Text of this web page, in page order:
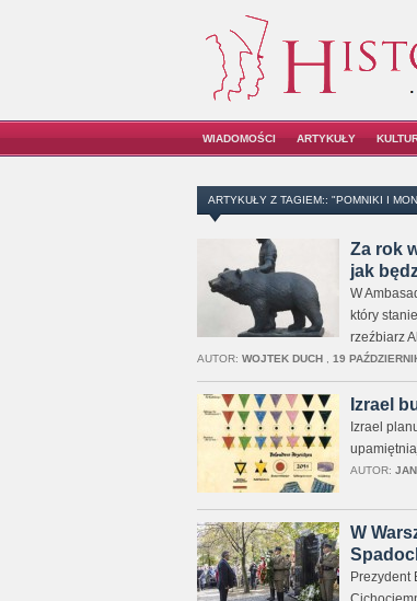
WIADOMOŚCI ARTYKUŁY
ARTYKUŁY Z TAGIEM:: "POMNIKI I
Za rok
jak
W
który
rzeźbiarz
AUTOR: WOJTEK DUCH, 19
Izrael
Izrael
AUTOR:
W
Prezydent